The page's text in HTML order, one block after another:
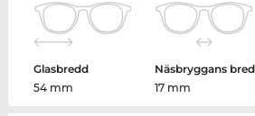
Glasbredd
54 mm
Näsbryggans
17 mm